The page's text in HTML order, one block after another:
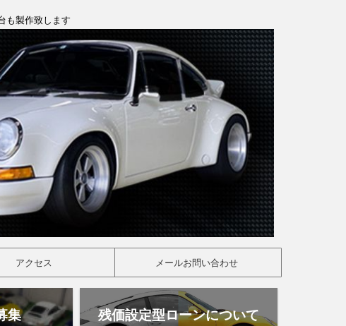
も製作致します
アクセス メールお問い合わせ
集 残価設定型ローンについて